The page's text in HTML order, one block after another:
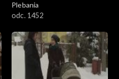
Plebania
odc. 1452